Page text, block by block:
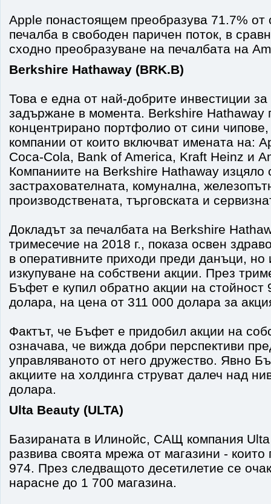
Apple понастоящем преобразува 71.7% от
печалба в свободен паричен поток, в
сходно преобразуване на печалбата на
Berkshire Hathaway (BRK.B)
Това е една от най-добрите инвестиции за
задържане в момента. Berkshire Hathaway
концентрирано портфолио от сини
компании от които включват имената на:
Coca-Cola, Bank of America, Kraft Heinz и
Компаниите на Berkshire Hathaway изцяло
застрахователната, комунална,
производствената, търговската и
Докладът за печалбата на Berkshire
тримесечие на 2018 г., показа освен
в оперативните приходи преди данъци, но
изкупуване на собствени акции. През
Бъфет е купил обратно акции на стойност
долара, на цена от 311 000 долара за
Фактът, че Бъфет е придобил акции на
означава, че вижда добри перспективи
управляваното от него дружество. Явно
акциите на холдинга струват далеч над
долара.
Ulta Beauty (ULTA)
Базираната в Илинойс, САЩ компания
развива своята мрежа от магазини -
974. През следващото десетилетие се
нарасне до 1 700 магазина.